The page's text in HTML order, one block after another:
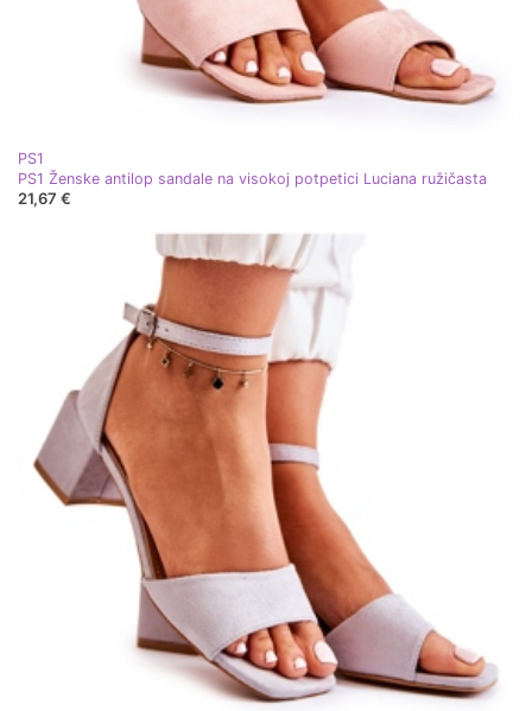
PS1
PS1 Ženske antilop sandale na visokoj potpetici Luciana ružičasta
21,67 €